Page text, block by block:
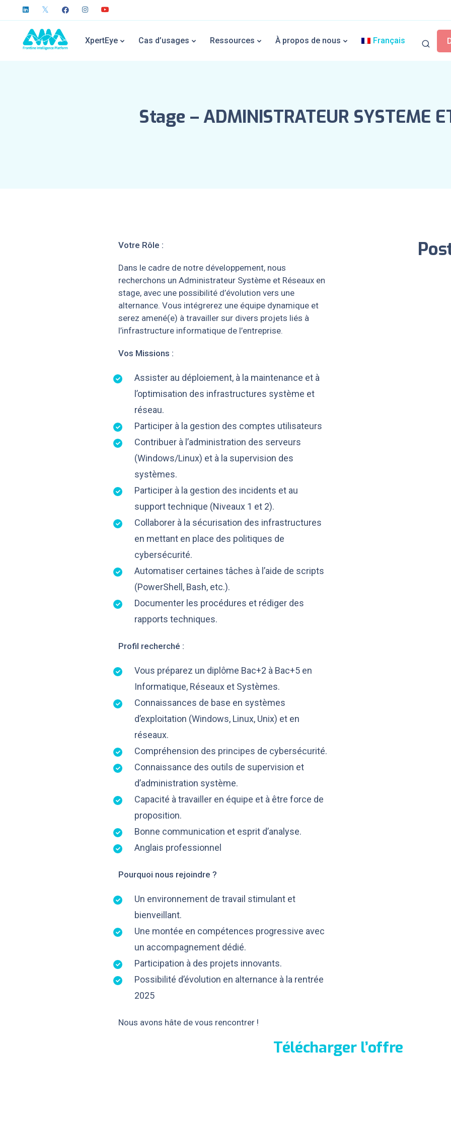
XpertEye Cas d’usages Ressources À propos de nous Français
Stage – ADMINISTRATEUR SYSTEME
Votre Rôle :
Dans le cadre de notre développement, nous
recherchons un Administrateur Système et Réseaux en
stage, avec une possibilité d’évolution vers une
alternance. Vous intégrerez une équipe dynamique et
serez amené(e) à travailler sur divers projets liés à
l’infrastructure informatique de l’entreprise.
Vos Missions :
Assister au déploiement, à la maintenance et à
l’optimisation des infrastructures système et
réseau.
Participer à la gestion des comptes utilisateurs
Contribuer à l’administration des serveurs
(Windows/Linux) et à la supervision des
systèmes.
Participer à la gestion des incidents et au
support technique (Niveaux 1 et 2).
Collaborer à la sécurisation des infrastructures
en mettant en place des politiques de
cybersécurité.
Automatiser certaines tâches à l’aide de scripts
(PowerShell, Bash, etc.).
Documenter les procédures et rédiger des
rapports techniques.
Profil recherché :
Vous préparez un diplôme Bac+2 à Bac+5 en
Informatique, Réseaux et Systèmes.
Connaissances de base en systèmes
d’exploitation (Windows, Linux, Unix) et en
réseaux.
Compréhension des principes de cybersécurité.
Connaissance des outils de supervision et
d’administration système.
Capacité à travailler en équipe et à être force de
proposition.
Bonne communication et esprit d’analyse.
Anglais professionnel
Pourquoi nous rejoindre ?
Un environnement de travail stimulant et
bienveillant.
Une montée en compétences progressive avec
un accompagnement dédié.
Participation à des projets innovants.
Possibilité d’évolution en alternance à la rentrée
2025
Nous avons hâte de vous rencontrer !
Télécharger l’offre